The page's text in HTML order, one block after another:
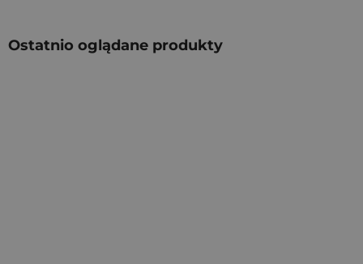
Ostatnio oglądane produkty